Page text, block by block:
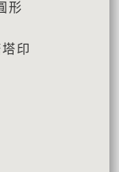
形
印